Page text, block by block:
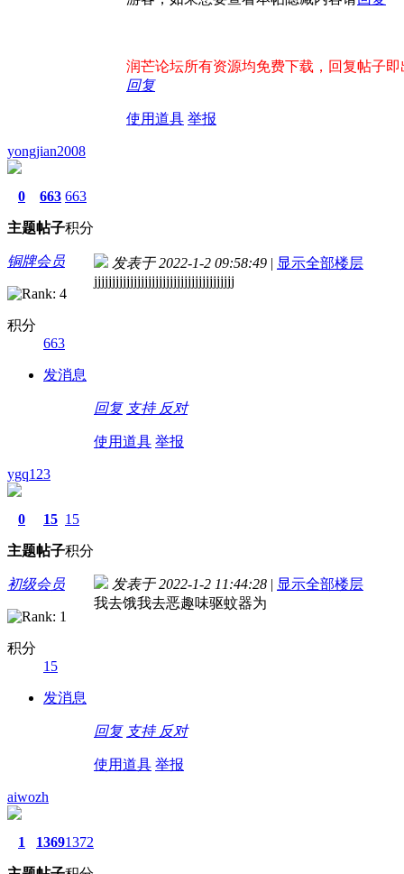
润芒论坛所有资源均免费下载，回复帖子即
回复
使用道具 举报
yongjian2008
0
主题
663
帖子
663
积分
铜牌会员
积分
663
发消息
发表于 2022-1-2 09:58:49 | 显示全部楼层
jjjjjjjjjjjjjjjjjjjjjjjjjjjjjjjjjjjjjjj
回复 支持 反对
使用道具 举报
ygq123
0
主题
15
帖子
15
积分
初级会员
积分
15
发消息
发表于 2022-1-2 11:44:28 | 显示全部楼层
我去饿我去恶趣味驱蚊器为
回复 支持 反对
使用道具 举报
aiwozh
1 13691372